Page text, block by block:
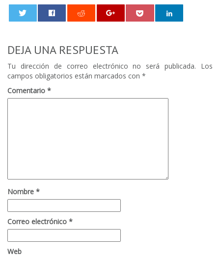
DEJA UNA RESPUESTA
Tu dirección de correo electrónico no será publicada.
Los
campos obligatorios están marcados con *
Comentario *
Nombre *
Correo electrónico *
Web